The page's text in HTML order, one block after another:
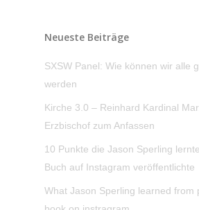
Neueste Beiträge
SXSW Panel: Wie können wir alle
werden
Kirche 3.0 – Reinhard Kardinal
Erzbischof zum Anfassen
10 Punkte die Jason Sperling
Buch auf Instagram veröffentlichte
What Jason Sperling learned from